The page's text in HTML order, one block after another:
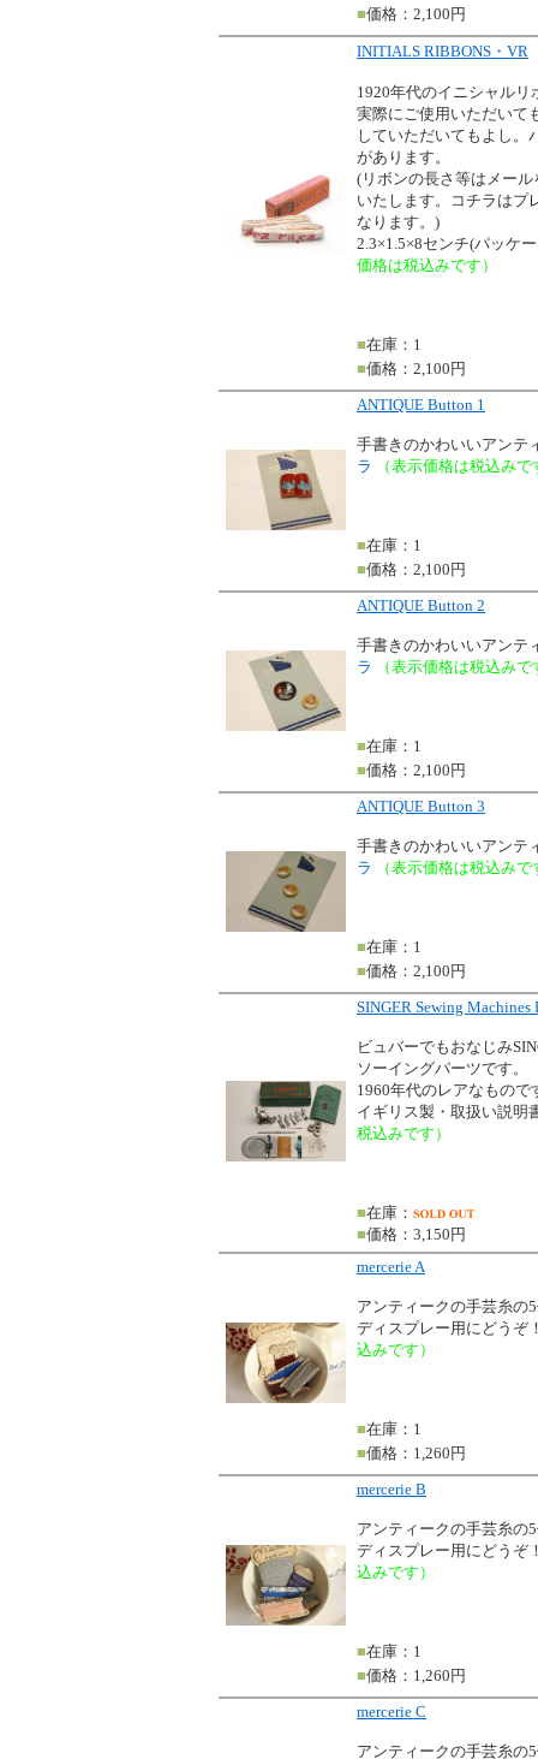
■価格：2,100円
INITIALS RIBBONS・VR
1920年代のイニシャルリ
実際にご使用いただいて
していただいてもよし。
があります。
(リボンの長さ等はメー
いたします。コチラはプ
なります。)
2.3×1.5×8センチ(パッケ
価格は税込みです）
■在庫：1
■価格：2,100円
ANTIQUE Button 1
手書きのかわいいアンテ
ラ
（表示価格は税込みで
■在庫：1
■価格：2,100円
ANTIQUE Button 2
手書きのかわいいアンテ
ラ
（表示価格は税込みで
■在庫：1
■価格：2,100円
ANTIQUE Button 3
手書きのかわいいアンテ
ラ
（表示価格は税込みで
■在庫：1
■価格：2,100円
SINGER Sewing Machines
ビュバーでもおなじみ
ソーイングパーツです。
1960年代のレアなもので
イギリス製・取扱い説明
税込みです）
■在庫：
■価格：3,150円
mercerie A
アンティークの手芸糸の
ディスプレー用にどうぞ
込みです）
■在庫：1
■価格：1,260円
mercerie B
アンティークの手芸糸の
ディスプレー用にどうぞ
込みです）
■在庫：1
■価格：1,260円
mercerie C
アンティークの手芸糸の